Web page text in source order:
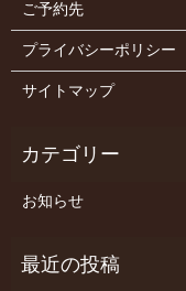
ご予約先
プライバシーポリシー
サイトマップ
お知らせ